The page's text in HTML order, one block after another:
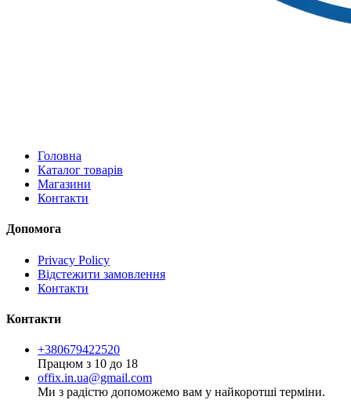
Головна
Каталог товарів
Магазини
Контакти
Допомога
Privacy Policy
Відстежити замовлення
Контакти
Контакти
+380679422520
Працюм з 10 до 18
offix.in.ua@gmail.com
Ми з радістю допоможемо вам у найкоротші терміни.